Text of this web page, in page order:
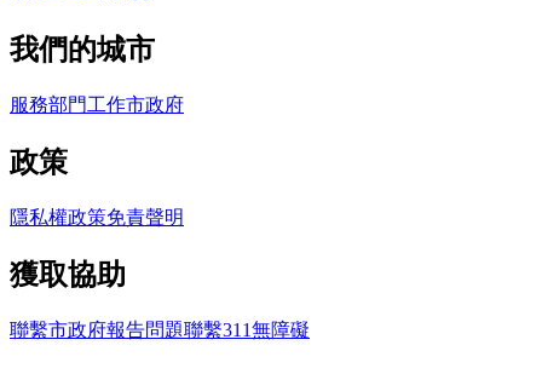
我們的城市
服務部門工作市政府
政策
隱私權政策免責聲明
獲取協助
聯繫市政府報告問題聯繫311無障礙